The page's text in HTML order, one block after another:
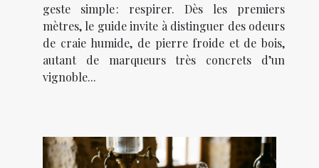
geste simple : respirer. Dès les premiers
mètres, le guide invite à distinguer des odeurs
de craie humide, de pierre froide et de bois,
autant de marqueurs très concrets d’un
vignoble...